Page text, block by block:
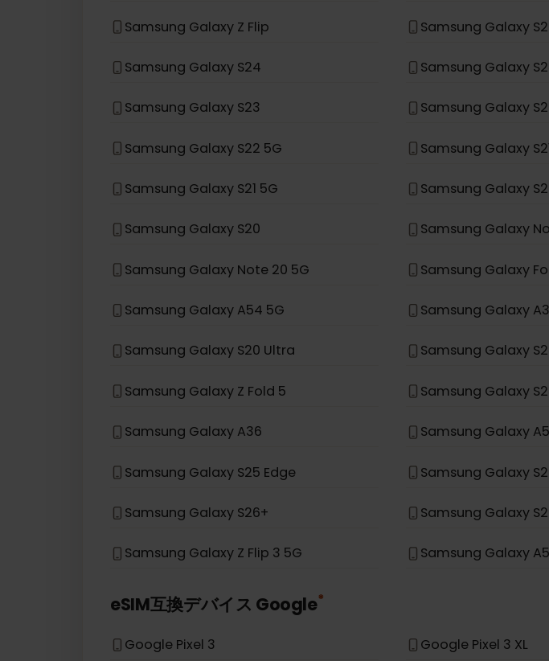
eSIM互換デバイス
Samsung Galaxy Z Fold3 5G Samsung
Samsung Galaxy Z Flip 5G Samsung
Samsung Galaxy Z Flip Samsung
Samsung Galaxy S24 Samsung
Samsung Galaxy S23 Samsung
Samsung Galaxy S22 5G Samsung
Samsung Galaxy S21 5G Samsung
Samsung Galaxy S20 Samsung
Samsung Galaxy Note 20 5G Samsung
Samsung Galaxy A54 5G Samsung
Samsung Galaxy S20 Ultra Samsung
Samsung Galaxy S25 Edge
Samsung Galaxy S26+ Samsung